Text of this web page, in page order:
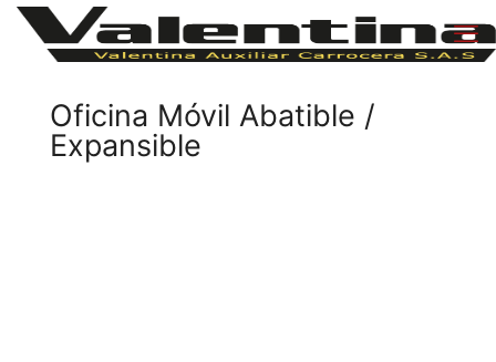
Oficina Móvil Abatible /
Expansible